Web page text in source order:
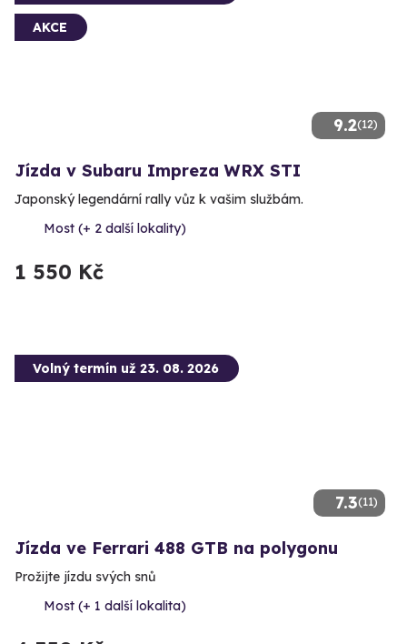
9.2(12)
AKCE
Jízda v Subaru Impreza WRX STI
Japonský legendární rally vůz k vašim službám.
Most (+ 2 další lokality)
1 550 Kč
7.3(11)
Volný termín už 23. 08. 2026
Jízda ve Ferrari 488 GTB na polygonu
Prožijte jízdu svých snů
Most (+ 1 další lokalita)